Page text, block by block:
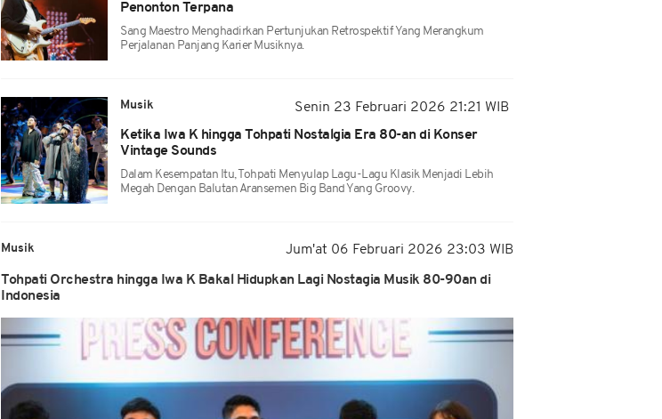
Penonton Terpana
Sang Maestro Menghadirkan Pertunjukan Retrospektif Yang Merangkum
Perjalanan Panjang Karier Musiknya.
Musik
Senin 23 Februari 2026 21:21 WIB
Ketika Iwa K hingga Tohpati Nostalgia Era 80-an di Konser
Vintage Sounds
Dalam Kesempatan Itu, Tohpati Menyulap Lagu-Lagu Klasik Menjadi Lebih
Megah Dengan Balutan Aransemen Big Band Yang Groovy.
Musik Jum'at 06 Februari 2026 23:03 WIB
Tohpati Orchestra hingga Iwa K Bakal Hidupkan Lagi Nostagia Musik 80-90an di
Indonesia